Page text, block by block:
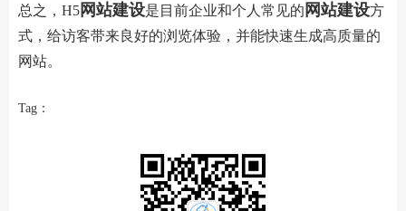
总之，H5网站建设是目前企业和个人常见的 网站建设方
式，给访客带来良好的浏览体验，并能快速生成高质量的
网站。
Tag：